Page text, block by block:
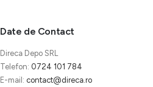
Date de Contact
Direca Depo SRL
Telefon: 0724 101 784
E-mail: contact@direca.ro